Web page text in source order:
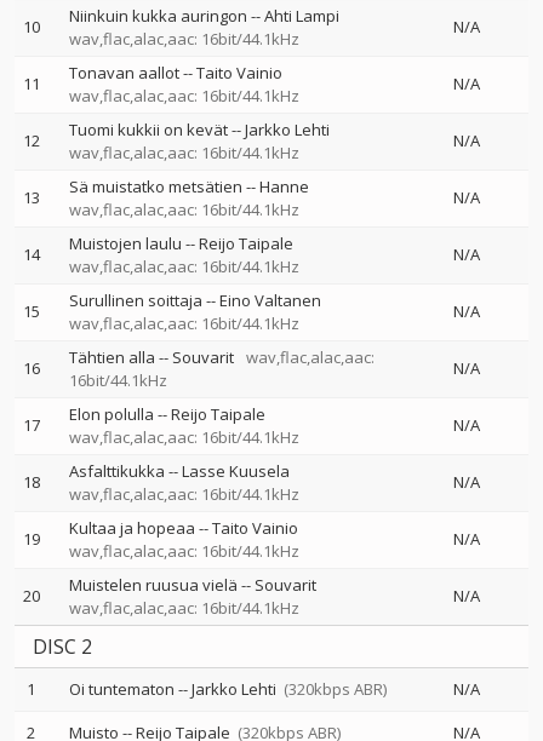
10 Niinkuin kukka auringon --Ahti Lampi
wav,flac,alac,aac: 16bit/44.1kHz
N/A
11 Tonavan aallot--Taito Vainio
wav,flac,alac,aac: 16bit/44.1kHz
N/A
12 Tuomi kukkii on kevät--Jarkko Lehti
wav,flac,alac,aac: 16bit/44.1kHz
N/A
13 Sä muistatko metsätien --Hanne
wav,flac,alac,aac: 16bit/44.1kHz
N/A
14 Muistojen laulu --Reijo Taipale
wav,flac,alac,aac: 16bit/44.1kHz
N/A
15 Surullinen soittaja --Eino Valtanen
wav,flac,alac,aac: 16bit/44.1kHz
N/A
16 Tähtien alla -- Souvarit wav,flac,alac,aac:
16bit/44.1kHz
N/A
17 Elon polulla --Reijo Taipale
wav,flac,alac,aac: 16bit/44.1kHz
N/A
18 Asfalttikukka --Lasse Kuusela
wav,flac,alac,aac: 16bit/44.1kHz
N/A
19 Kultaa ja hopeaa --Taito Vainio
wav,flac,alac,aac: 16bit/44.1kHz
N/A
20 Muistelen ruusua vielä -- Souvarit
wav,flac,alac,aac: 16bit/44.1kHz
N/A
DISC 2
1 Oi tuntematon --Jarkko Lehti (320kbps ABR)
N/A
2
Muisto --Reijo Taipale (320kbps ABR) N/A